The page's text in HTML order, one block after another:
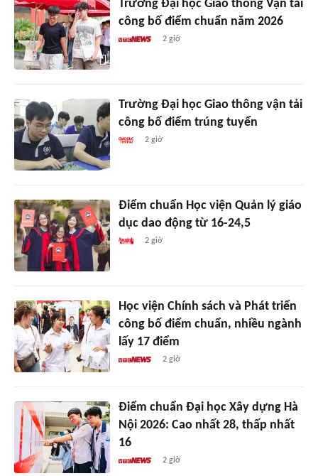
Trường Đại học Giao thông Vận tải
công bố điểm chuẩn năm 2026
2 giờ
Trường Đại học Giao thông vận tải
công bố điểm trúng tuyển
2 giờ
Điểm chuẩn Học viện Quản lý giáo
dục dao động từ 16-24,5
2 giờ
Học viện Chính sách và Phát triển
công bố điểm chuẩn, nhiều ngành
lấy 17 điểm
2 giờ
Điểm chuẩn Đại học Xây dựng Hà
Nội 2026: Cao nhất 28, thấp nhất
16
2 giờ